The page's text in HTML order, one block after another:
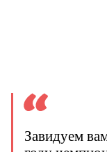
Завидуем